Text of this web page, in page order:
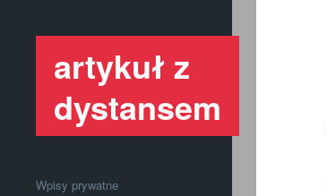
artykuł z
dystansem
Wpisy prywatne